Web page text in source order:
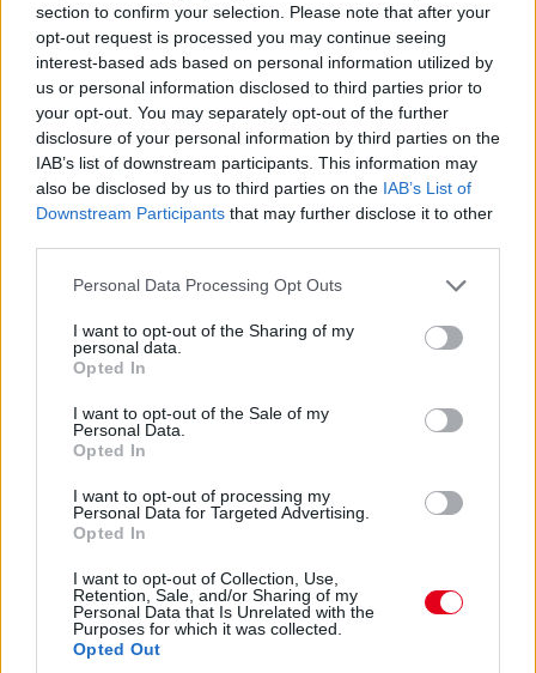
section to confirm your selection. Please note that after your
opt-out request is processed you may continue seeing
interest-based ads based on personal information utilized by
us or personal information disclosed to third parties prior to
your opt-out. You may separately opt-out of the further
disclosure of your personal information by third parties on the
IAB’s list of downstream participants. This information may
also be disclosed by us to third parties on the IAB’s List of
Downstream Participants that may further disclose it to other
Please note that this website/app uses one or more Google
not limited to your visit or usage behaviour. You may click to
grant or deny consent to Google and its third-party tags to
use your data for below specified purposes in below Google
consent section.
Personal Data Processing Opt Outs
I want to opt-out of the Sharing of my
personal data.
Opted In
I want to opt-out of the Sale of my
Personal Data.
Opted In
I want to opt-out of processing my
Personal Data for Targeted Advertising.
Opted In
I want to opt-out of Collection, Use,
Retention, Sale, and/or Sharing of my
Personal Data that Is Unrelated with the
Purposes for which it was collected.
Opted Out
15:32
Jön az eső most már a radar szerint is, hamarosan
megérkezik – nagy kérdés, hogy meg lehet-e majd úszni a
kerékcserét, ugyanis annyira nagynak nem tűnik.
15:31
kört. Nem tudjuk, hogy gond nélkül-e.
Verstappennek esőt ígérnek 9-10 perc múlva, megkérdezték
tőle, megpróbál-e elmenni a lágyakon addig... Nem próbál, jön
a bokszba.
Perez és Leclerc cserél, közben Verstappen méltatlankodik a
csapatrádióban, de GP helyretette.